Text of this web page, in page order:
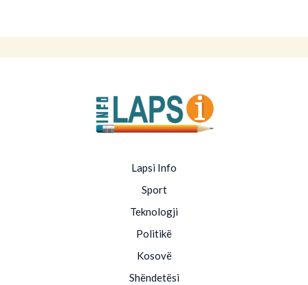
Lapsi Info
Sport
Teknologji
Politikë
Kosovë
Shëndetësi